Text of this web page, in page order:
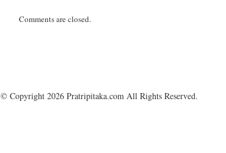
Comments are closed.
© Copyright 2026 Pratripitaka.com All Rights Reserved.